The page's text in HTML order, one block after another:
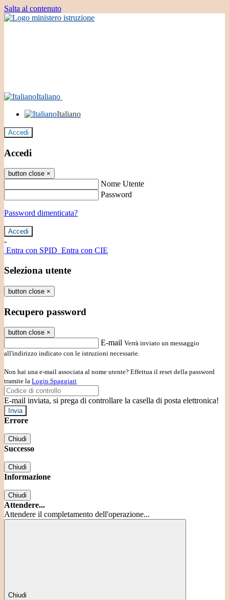
Salta al contenuto
Italiano
Italiano
Accedi
Accedi
button close ×
Nome Utente
Password
Password dimenticata?
-
Entra con SPID Entra con CIE
Seleziona utente
button close ×
Recupero password
button close ×
E-mail Verrà inviato un messaggio
all'indirizzo indicato con le istruzioni necessarie.
Non hai una e-mail associata al nome utente? Effettua il reset della password
tramite la Login Spaggiari
E-mail inviata, si prega di controllare la casella di posta elettronica!
Errore
Chiudi
Successo
Chiudi
Informazione
Chiudi
Attendere...
Attendere il completamento dell'operazione...
Chiudi